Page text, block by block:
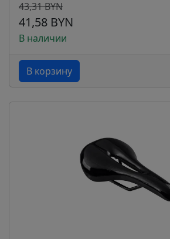
43,31 BYN
41,58 BYN
В наличии
В корзину